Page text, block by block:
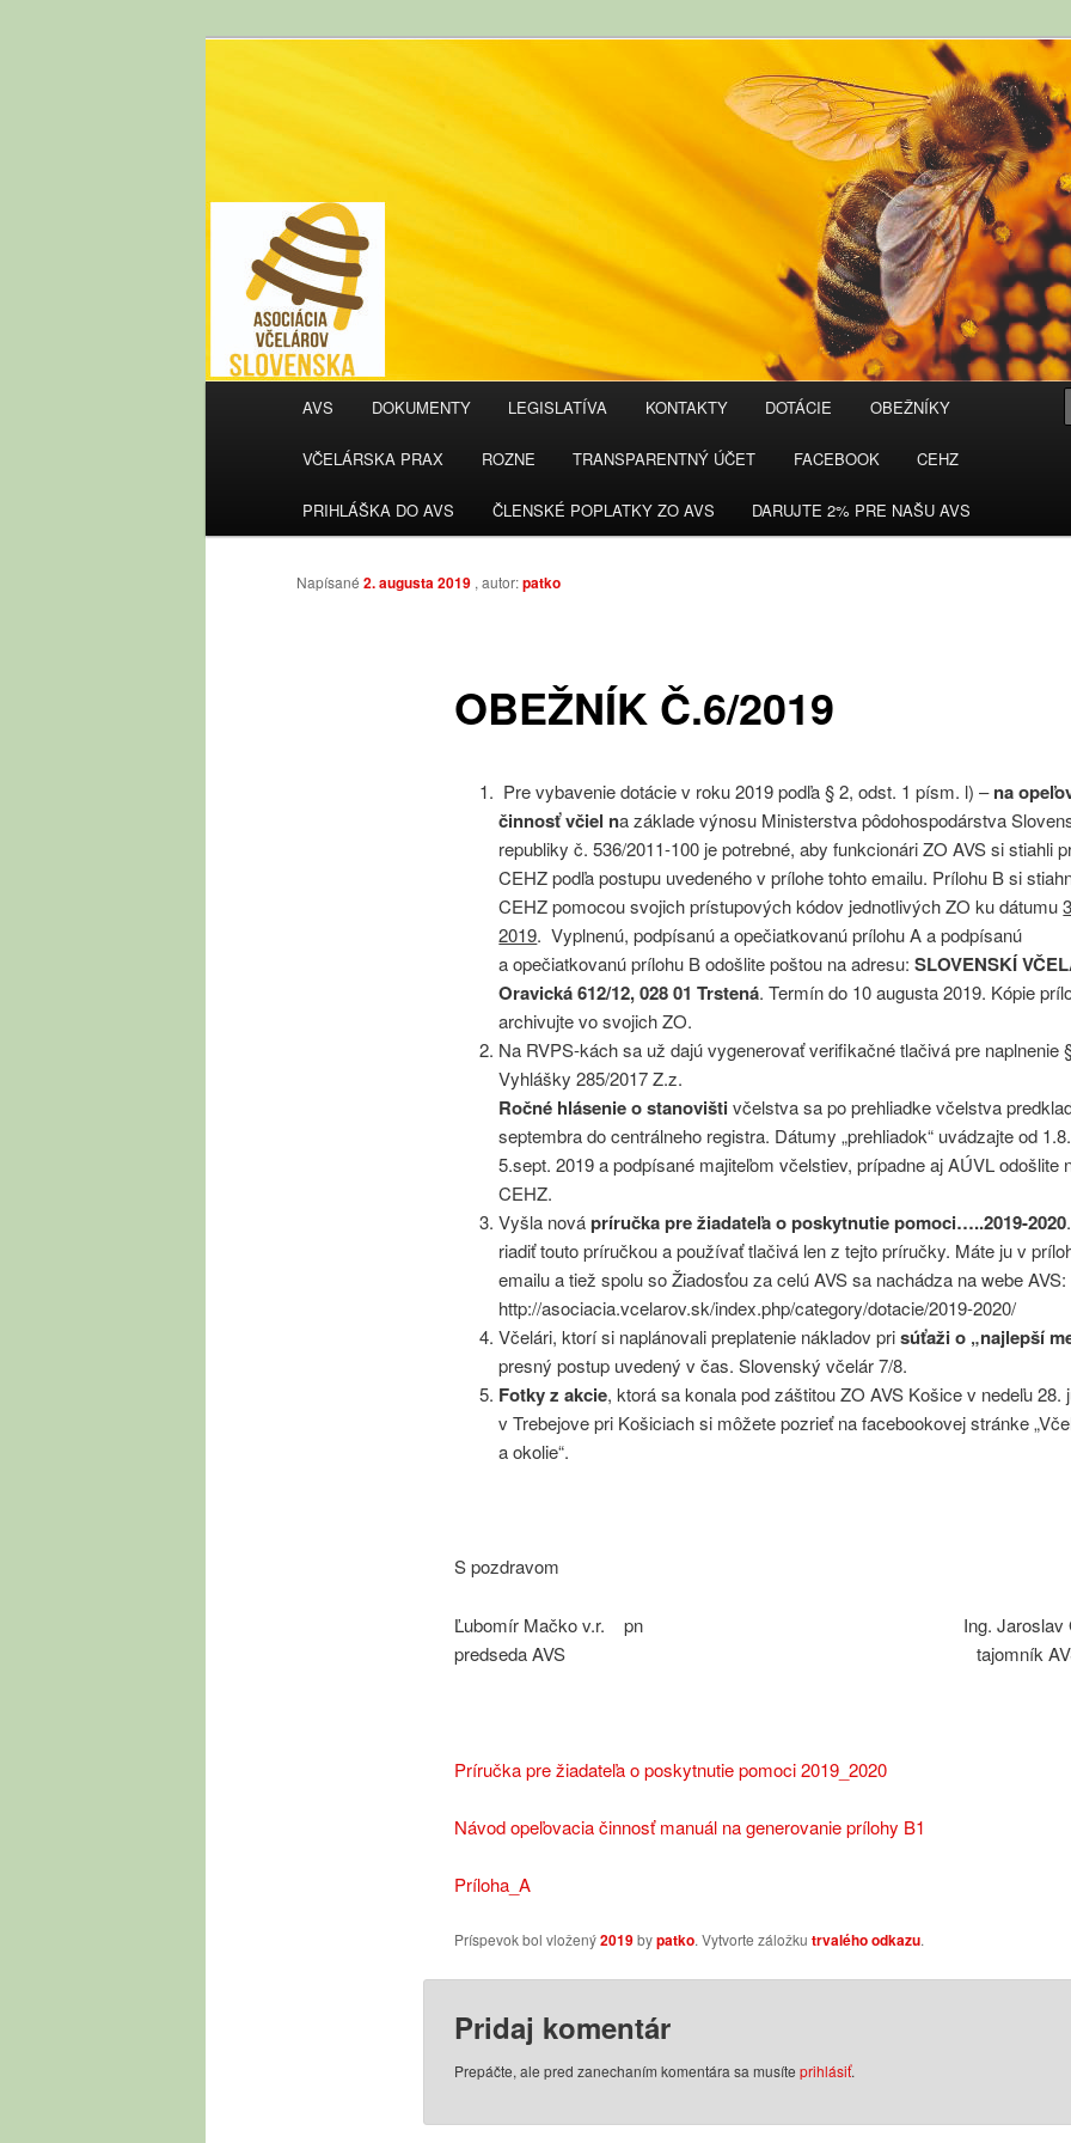
AVS
Preskočiť
na
obsah
AVS DOKUMENTY LEGISLATÍVA KONTAKTY DOTÁCIE OBEŽNÍKY
VČELÁRSKA PRAX ROZNE TRANSPARENTNÝ ÚČET FACEBOOK CEHZ
PRIHLÁŠKA DO AVS ČLENSKÉ POPLATKY ZO AVS DARUJTE 2% PRE NAŠU AVS
OBEŽNÍK Č.6/2019
Napísané 2. augusta 2019 , autor:patko
Pre vybavenie dotácie v roku 2019 podľa § 2, odst. 1 písm. l) –na
činnosť včiel na základe výnosu Ministerstva pôdohospodárstva
republiky č. 536/2011-100 je potrebné, aby funkcionári ZO AVS si stiahli
CEHZ podľa postupu uvedeného v prílohe tohto emailu. Prílohu B si
CEHZ pomocou svojich prístupových kódov jednotlivých ZO ku dátumu
2019. Vyplnenú, podpísanú a opečiatkovanú prílohu A a podpísanú
a opečiatkovanú prílohu B odošlite poštou na adresu:SLOVENSKÍ
Oravická 612/12, 028 01 Trstená. Termín do 10 augusta 2019. Kópie
archivujte vo svojich ZO.
Na RVPS-kách sa už dajú vygenerovať verifikačné tlačivá pre naplnenie
Vyhlášky 285/2017 Z.z.
Ročné hlásenie o stanovištivčelstva sa po prehliadke včelstva
septembra do centrálneho registra. Dátumy „prehliadok“ uvádzajte od
5.sept. 2019 a podpísané majiteľom včelstiev, prípadne aj AÚVL odošlite
CEHZ.
Vyšla novápríručka pre žiadateľa o poskytnutie pomoci…..2019-2020
riadiť touto príručkou a používať tlačivá len z tejto príručky. Máte ju v
emailu a tiež spolu so Žiadosťou za celú AVS sa nachádza na webe AVS:
http://asociacia.vcelarov.sk/index.php/category/dotacie/2019-2020/
Včelári, ktorí si naplánovali preplatenie nákladov prisúťaži o „najlepší
presný postup uvedený v čas. Slovenský včelár 7/8.
Fotky z akcie, ktorá sa konala pod záštitou ZO AVS Košice v nedeľu 28.
v Trebejove pri Košiciach si môžete pozrieť na facebookovej stránke
a okolie“.
S pozdravom
Ľubomír Mačko v.r. pn Ing. Jaroslav
predseda AVS tajomník
Príručka pre žiadateľa o poskytnutie pomoci 2019_2020
Návod opeľovacia činnosť manuál na generovanie prílohy B1
Príloha_A
Príspevok bol vložený2019bypatko. Vytvorte záložku trvalého odkazu.
Pridaj komentár
Prepáčte, ale pred zanechaním komentára sa musíte prihlásiť.